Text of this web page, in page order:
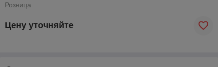
Розница
Цену уточняйте